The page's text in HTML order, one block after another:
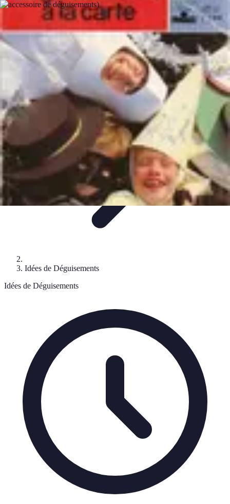
Déguisements Frayeurs
Idées de DéguisementsDIY et AstucesDIY et
astucesInspirationIdées de déguisements
Déguisements Frayeurs
Idées de Déguisements
Idées de Déguisements